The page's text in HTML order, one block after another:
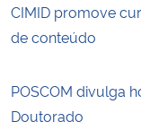
CIMID promove
de conteúdo
POSCOM divulga
Doutorado